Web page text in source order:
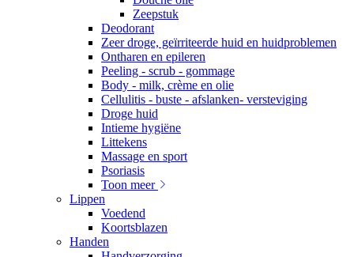
Zeepstuk
Deodorant
Zeer droge, geïrriteerde huid en huidproblemen
Ontharen en epileren
Peeling - scrub - gommage
Body - milk, crème en olie
Cellulitis - buste - afslanken- versteviging
Droge huid
Intieme hygiëne
Littekens
Massage en sport
Psoriasis
Toon meer
Lippen
Voedend
Koortsblazen
Handen